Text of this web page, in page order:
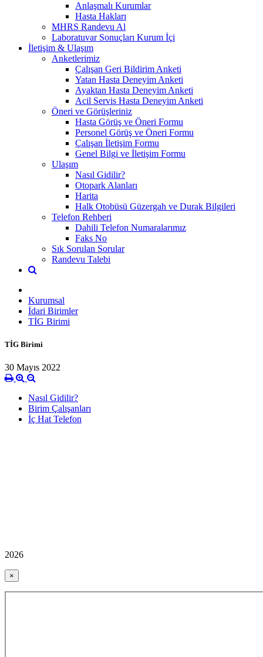
Anlaşmalı Kurumlar
Hasta Hakları
MHRS Randevu Al
Laboratuvar Sonuçları Kurum İçi
İletişim & Ulaşım
Anketlerimiz
Çalışan Geri Bildirim Anketi
Yatan Hasta Deneyim Anketi
Ayaktan Hasta Deneyim Anketi
Acil Servis Hasta Deneyim Anketi
Öneri ve Görüşleriniz
Hasta Görüş ve Öneri Formu
Personel Görüş ve Öneri Formu
Çalışan İletişim Formu
Genel Bilgi ve İletişim Formu
Ulaşım
Nasıl Gidilir?
Otopark Alanları
Harita
Halk Otobüsü Güzergah ve Durak Bilgileri
Telefon Rehberi
Dahili Telefon Numaralarımız
Faks No
Sık Sorulan Sorular
Randevu Talebi
Kurumsal
İdari Birimler
TİG Birimi
TİG Birimi
30 Mayıs 2022
Nasıl Gidilir?
Birim Çalışanları
İç Hat Telefon
2026
×